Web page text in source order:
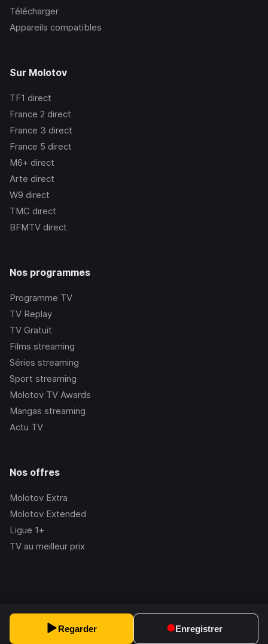
Regarder Enregistrer
Télécharger
Appareils compatibles
Sur Molotov
TF1 direct
France 2 direct
France 3 direct
France 5 direct
M6+ direct
Arte direct
W9 direct
TMC direct
BFMTV direct
Nos programmes
Programme TV
TV Replay
TV Gratuit
Films streaming
Séries streaming
Sport streaming
Molotov TV Awards
Mangas streaming
Actu TV
Nos offres
Molotov Extra
Molotov Extended
Ligue 1+
TV au meilleur prix
2.228.1